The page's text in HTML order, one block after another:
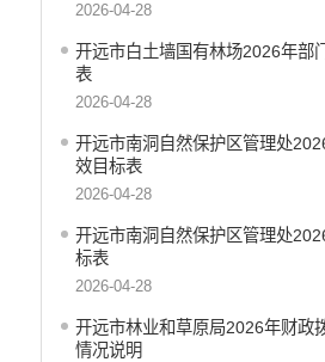
开远市统计局
开远市信访局
开远市政务服务管理局
开远市供销合作社联合社
开远市地震局
开远市搬迁安置办公室
开远市检验检测所
开远市投资促进局
开远市机关事务管理局
云南开远产业园区管理委员会
开远市总工会
开远市妇女联合会
2026-04-28
开远市白土墙国有林场2026年部
表
2026-04-28
开远市南洞自然保护区管理处
效目标表
2026-04-28
开远市南洞自然保护区管理处
标表
2026-04-28
开远市林业和草原局2026年财政
情况说明